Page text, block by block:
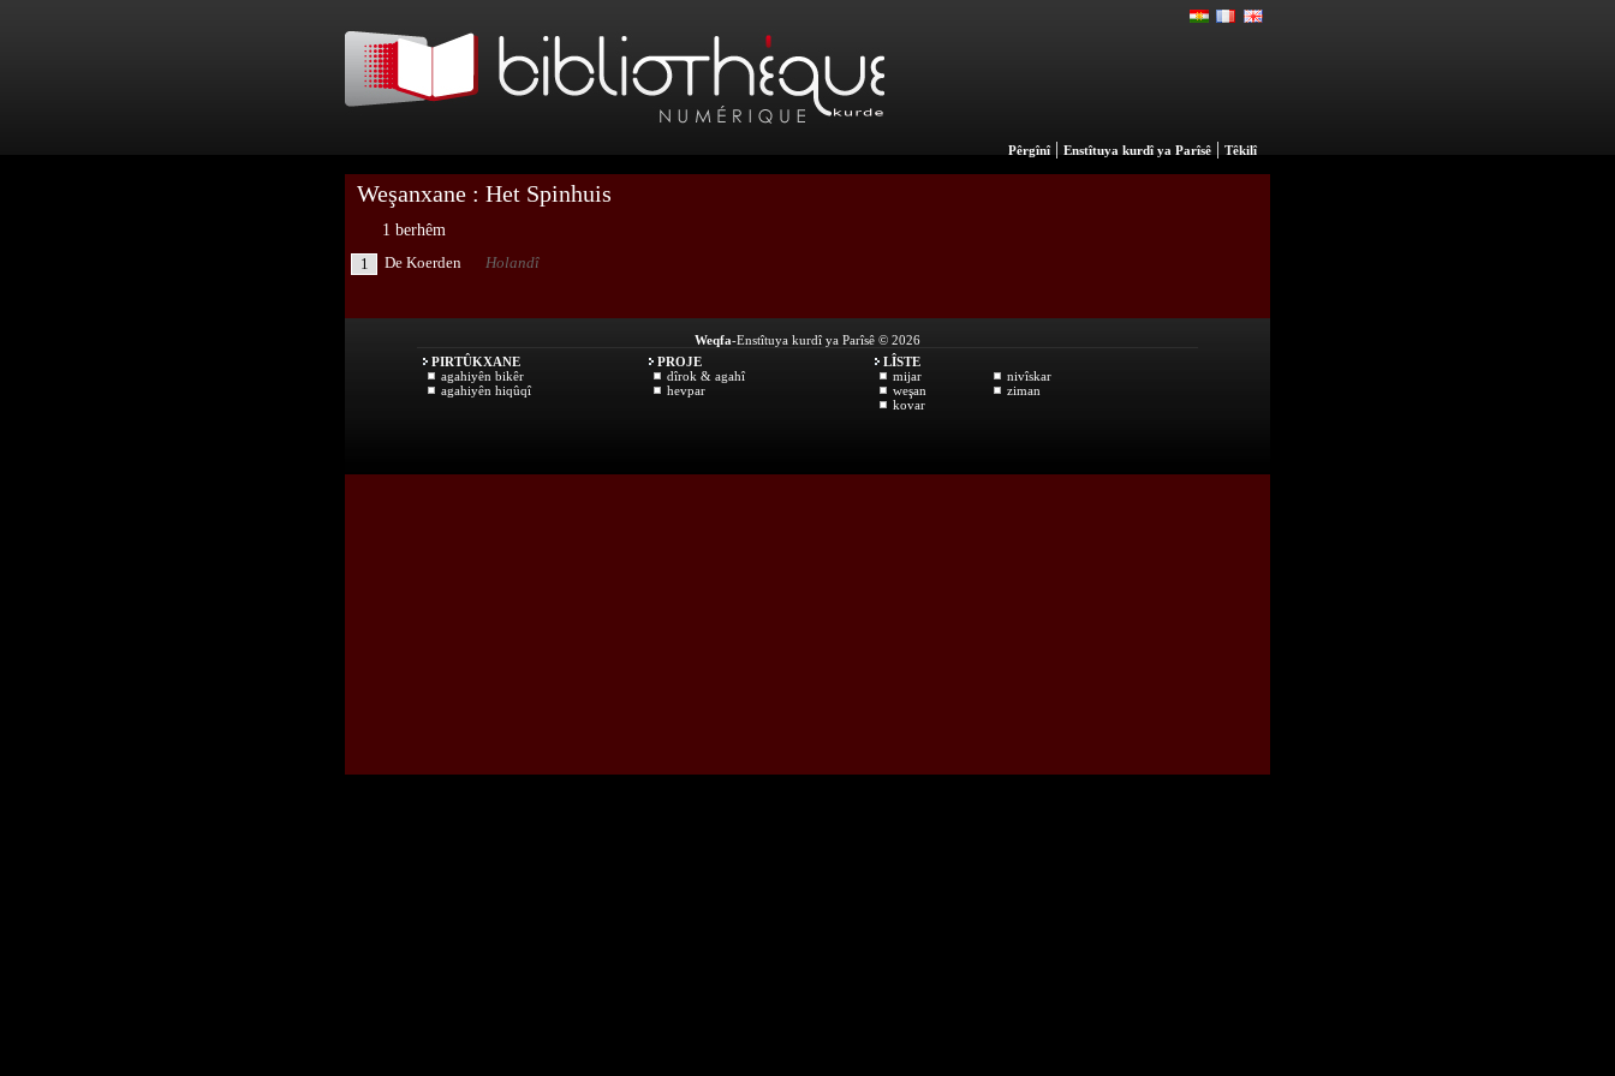
Pêrgînî| Enstîtuya kurdî ya Parîsê | Têkilî
Weşanxane : Het Spinhuis
1 berhêm
1
De Koerden Holandî
Weqfa-Enstîtuya kurdî ya Parîsê © 2026
PIRTÛKXANE
agahiyên bikêr
agahiyên hiqûqî
PROJE
dîrok & agahî
hevpar
LÎSTE
mijar
nivîskar
weşan
ziman
kovar